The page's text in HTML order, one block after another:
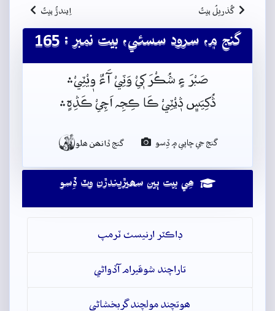
گُذريلُ بيتُ اِيندڙُ بيتُ
گنج ۾، سرود سسئي، بيت نمبر : 165
صَبْرَ ءٍ شُڪْرَ کٖيْ وَٽِيْ آَءٌ وٖيْٽِيْ﮶
ڎُکِيَس﮼ ڎٖيْٽِيْ ڪَا ڪِجِہ اَچِيْ ڪَڎِہٍ﮶
گنج جي ڇاپي ۾ ڏِسو گنج ڏانھن ھلو
ھِي بيت ٻين سھيڙيندڙن وٽ ڏِسو
ڊاڪٽر ارنيسٽ ٽرمپ
تاراچند شوقيرام آڏواڻي
ھوتچند مولچند گربخشاڻي